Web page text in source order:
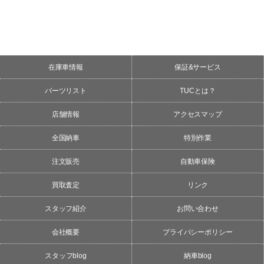
在庫車情報 保証&サービス
パーツリスト TUCとは？
店舗情報 アクセスマップ
全国納車 特別作業
注文販売 自動車保険
買取査定 リンク
スタッフ紹介 お問い合わせ
会社概要 プライバシーポリシー
スタッフblog 納車blog